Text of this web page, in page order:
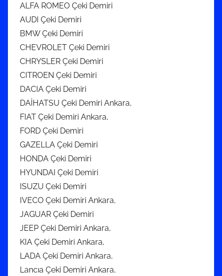
ALFA ROMEO Çeki Demiri
AUDI Çeki Demiri
BMW Çeki Demiri
CHEVROLET Çeki Demiri
CHRYSLER Çeki Demiri
CITROEN Çeki Demiri
DACIA Çeki Demiri
DAİHATSU Çeki Demiri Ankara,
FIAT Çeki Demiri Ankara,
FORD Çeki Demiri
GAZELLA Çeki Demiri
HONDA Çeki Demiri
HYUNDAI Çeki Demiri
ISUZU Çeki Demiri
IVECO Çeki Demiri Ankara,
JAGUAR Çeki Demiri
JEEP Çeki Demiri Ankara,
KIA Çeki Demiri Ankara,
LADA Çeki Demiri Ankara,
Lancıa Çeki Demiri Ankara,